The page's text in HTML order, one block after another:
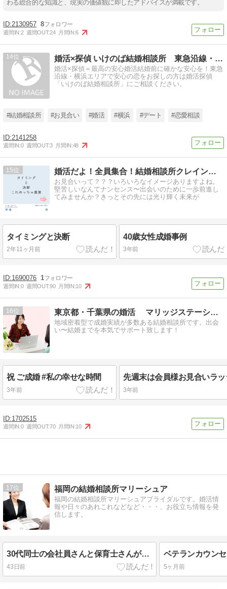
わる総合的な知識と、現実の価値観に即したアドバイスが満載です。
2130957 8
週間IN:2 週間OUT:24 月間IN:6
14 婚活×探偵 いけのば結婚相談所 東急沿線・横浜エリアの婚活
婚活×探偵＝最高の安心婚活結婚前に確かな安心を！東急
沿線・横浜エリアで安心の恋をお探しの方は婚活探偵
「いけのば結婚相談所」にご相談ください。
#結婚相談所 #お見合い #婚活 #横浜 #デート #恋愛相談
2141258
週間IN:0 週間OUT:3 月間IN:48
15 婚活だよ！全員集合！結婚相談所クレイン仲人ちんくるのブログ
お見合いって？？？いろいろなイメージありますよね。
堅苦しいなんてナンセンス〜出会いのために一歩前進し
てみませんか？きっとその先には光り輝く未来が
タイミングと決断
2年11ヶ月前
40歳女性成婚事例
3年前
1690076 1
週間IN:0 週間OUT:90 月間IN:10
16 東京都・千葉県の婚活 マリッジステーション
地域密着型で成婚実績が多数ある結婚相談所です。出会
い〜結婚までを本気でサポート致します！
祝 ご成婚 #私の幸せな時間
3年前 3年前
1702515
週間IN:0 週間OUT:70 月間IN:10
17 福岡の結婚相談所マリーシュア
福岡の結婚相談所マリーシュアブライダルです。婚活情
報や日々のあれこれなどなど・・・、お役立ち情報を発
信します。
30代同士の会社員さんと保育士さんが交際5ヶ月でご結婚！｜自然体でいられるお二人が掴んだ幸せなご縁
43日前 5ヶ月前